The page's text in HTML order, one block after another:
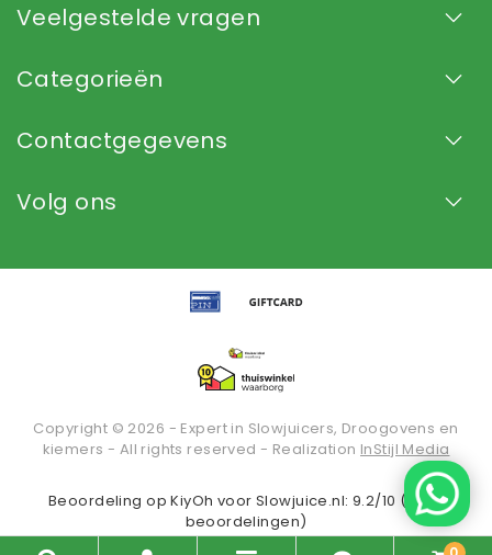
Veelgestelde vragen
Categorieën
Contactgegevens
Volg ons
Copyright © 2026 - Expert in Slowjuicers, Droogovens en
kiemers - All rights reserved - Realization InStijl Media
Beoordeling opKiyOh voor Slowjuice.nl: 9.2/10 (2935
beoordelingen)